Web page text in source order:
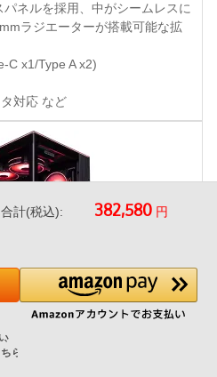
ネルを採用、中がシームレスに
ラジエーターが搭載可能な拡
C x1/Type A x2)
対応 など
Black 特別仕様
合計(税込): 円